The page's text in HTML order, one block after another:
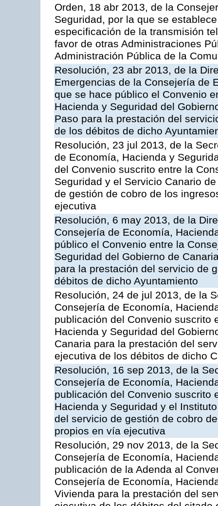
Orden, 18 abr 2013, de la
Seguridad, por la que se
especificación de la transmisión
favor de otras Administraciones
Administración Pública de la
Resolución, 23 abr 2013, de la
Emergencias de la Consejería de
que se hace público el Convenio
Hacienda y Seguridad del
Paso para la prestación del
de los débitos de dicho
Resolución, 23 jul 2013, de la
de Economía, Hacienda y
del Convenio suscrito entre la
Seguridad y el Servicio Canario
de gestión de cobro de los
ejecutiva
Resolución, 6 may 2013, de la
Consejería de Economía,
público el Convenio entre la
Seguridad del Gobierno de
para la prestación del servicio de
débitos de dicho Ayuntamiento
Resolución, 24 de jul 2013, de la
Consejería de Economía,
publicación del Convenio suscrito
Hacienda y Seguridad del
Canaria para la prestación del
ejecutiva de los débitos de dicho
Resolución, 16 sep 2013, de la
Consejería de Economía,
publicación del Convenio suscrito
Hacienda y Seguridad y el
del servicio de gestión de cobro
propios en vía ejecutiva
Resolución, 29 nov 2013, de la
Consejería de Economía,
publicación de la Adenda al
Consejería de Economía,
Vivienda para la prestación del